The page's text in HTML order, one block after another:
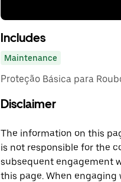
Includes
Maintenance
Proteção Básica para
Disclaimer
The information on this
is not responsible for the
subsequent engagement
this page. When